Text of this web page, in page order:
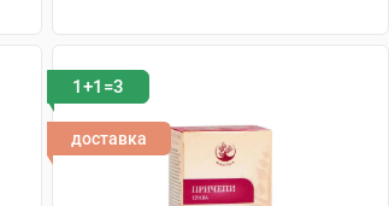
1+1=3
доставка